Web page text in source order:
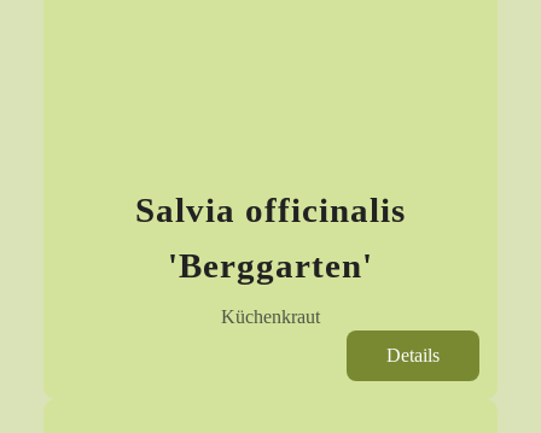
Salvia officinalis
'Berggarten'
Küchenkraut
Details